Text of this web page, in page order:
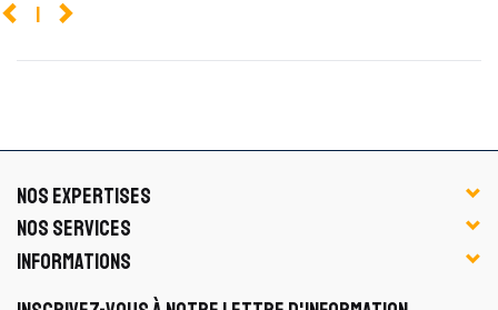
1
NOS EXPERTISES
NOS SERVICES
INFORMATIONS